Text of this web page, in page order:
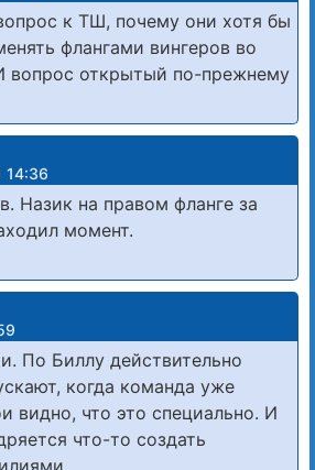
к ТШ, почему они хотя бы
флангами вингеров во
вопрос открытый по-прежнему
14:36
Назик на правом фланге за
момент.
По Биллу действительно
когда команда уже
видно, что это специально. И
что-то создать